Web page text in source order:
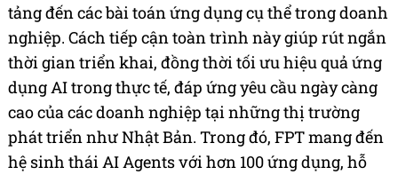
tảng đến các bài toán ứng dụng cụ thể trong doanh
nghiệp. Cách tiếp cận toàn trình này giúp rút ngắn
thời gian triển khai, đồng thời tối ưu hiệu quả ứng
dụng AI trong thực tế, đáp ứng yêu cầu ngày càng
cao của các doanh nghiệp tại những thị trường
phát triển như Nhật Bản. Trong đó, FPT mang đến
hệ sinh thái AI Agents với hơn 100 ứng dụng, hỗ